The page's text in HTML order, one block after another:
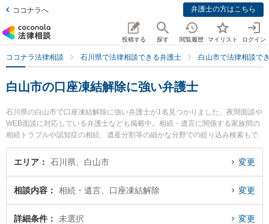
ココナラへ 弁護士の方はこちら
投稿する 探す 閲覧履歴 マイリスト ログイン
ココナラ法律相談 石川県で法律相談できる弁護士 白山市で法律相談で
白山市の口座凍結解除に強い弁護士
石川県の白山市で口座凍結解除に強い弁護士が1名見つかりました。夜間面談や
WEB面談に対応している弁護士なども掲載中。相続・遺言に関係する家族間の
相続トラブルや認知症の相続、遺産分割等の細かな分野での絞り込み検索もで
き便利です。特にみなづき法律事務所の春田 仁志弁護士のプロフィール情報や
弁護士費用、強みなどが注目されています。『白山市で土日や夜間に発生した
結解除を法律相談できる白山市内の弁護士に相談予約したい』などでお困りの
相談者さんにおすすめです。
エリア 石川県、白山市 変更
相談内容 相続・遺言、口座凍結解除 変更
詳細条件 未選択 変更